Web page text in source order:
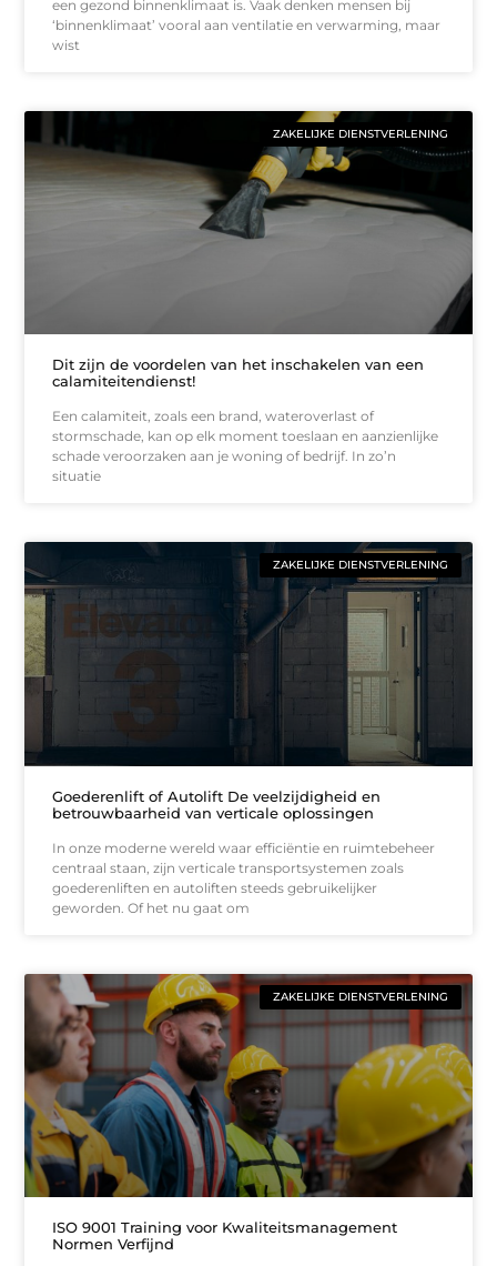
een gezond binnenklimaat is. Vaak denken mensen bij
‘binnenklimaat’ vooral aan ventilatie en verwarming, maar
wist
ZAKELIJKE DIENSTVERLENING
Dit zijn de voordelen van het inschakelen van een
calamiteitendienst!
Een calamiteit, zoals een brand, wateroverlast of
stormschade, kan op elk moment toeslaan en aanzienlijke
schade veroorzaken aan je woning of bedrijf. In zo’n
situatie
ZAKELIJKE DIENSTVERLENING
Goederenlift of Autolift De veelzijdigheid en
betrouwbaarheid van verticale oplossingen
In onze moderne wereld waar efficiëntie en ruimtebeheer
centraal staan, zijn verticale transportsystemen zoals
goederenliften en autoliften steeds gebruikelijker
geworden. Of het nu gaat om
ZAKELIJKE DIENSTVERLENING
ISO 9001 Training voor Kwaliteitsmanagement
Normen Verfijnd